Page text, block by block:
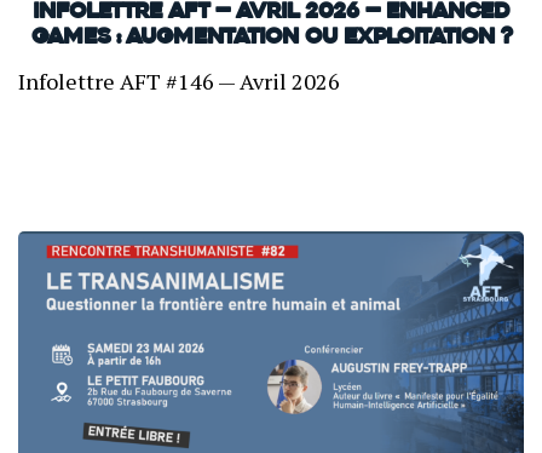
INFOLETTRE AFT — Avril 2026 — Enhanced
Games : Augmentation ou exploitation ?
Infolettre AFT #146 — Avril 2026